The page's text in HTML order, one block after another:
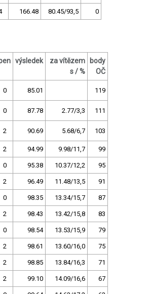
166.48 80.45/93,5 0
výsledek
za vítězem
s / %
body
OČ
0 85.01 119
0 87.78 2.77/3,3 111
2 90.69 5.68/6,7 103
2 94.99 9.98/11,7 99
0 95.38 10.37/12,2 95
2 96.49 11.48/13,5 91
0 98.35 13.34/15,7 87
2 98.43 13.42/15,8 83
0 98.54 13.53/15,9 79
2 98.61 13.60/16,0 75
2 98.85 13.84/16,3 71
2 99.10 14.09/16,6 67